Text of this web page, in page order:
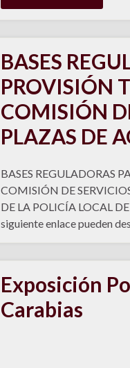
BASES
PROVISIÓN
COMISIÓN
PLAZAS DE
BASES REGULADORAS
COMISIÓN DE
DE LA POLICÍA LOCAL
siguiente enlace pueden
Exposición
Carabias